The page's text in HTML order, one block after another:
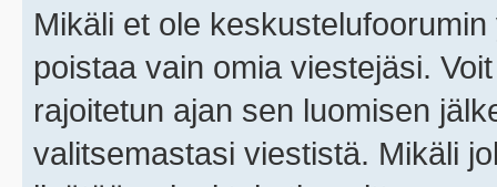
Mikäli et ole
poistaa vain omia viestejäsi.
rajoitetun ajan sen luomisen
valitsemastasi viestistä. Mikäli